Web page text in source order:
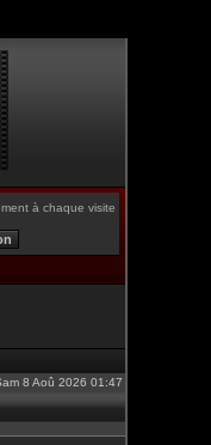
à chaque visite
8 Aoû 2026 01:47